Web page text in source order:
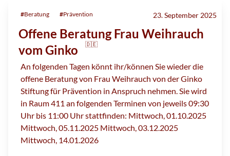
#Beratung #Prävention 23. September 2025
Offene Beratung Frau Weihrauch
vom Ginko
🇩🇪
An folgenden Tagen könnt ihr/können Sie wieder die
offene Beratung von Frau Weihrauch von der Ginko
Stiftung für Prävention in Anspruch nehmen. Sie wird
in Raum 411 an folgenden Terminen von jeweils 09:30
Uhr bis 11:00 Uhr stattfinden: Mittwoch, 01.10.2025
Mittwoch, 05.11.2025 Mittwoch, 03.12.2025
Mittwoch, 14.01.2026